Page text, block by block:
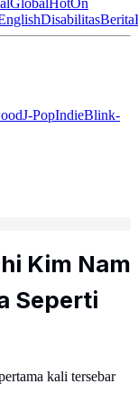
GlobalHotOn
DisabilitasBerita
J-PopIndieBlink-
Kim Nam
Seperti
kali tersebar